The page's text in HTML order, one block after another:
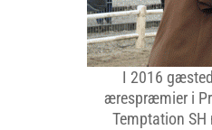
I 2016
ærespræmier i
Temptation